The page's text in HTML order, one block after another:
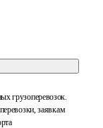
грузоперевозок.
заявкам